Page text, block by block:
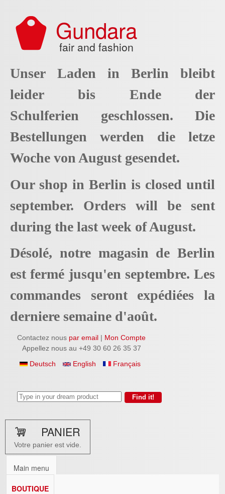
Gundara
fair and fashion
Unser Laden in Berlin bleibt
leider bis Ende der
Schulferien geschlossen. Die
Bestellungen werden die letze
Woche von August gesendet.
Our shop in Berlin is closed until
september. Orders will be sent
during the last week of August.
Désolé, notre magasin de Berlin
est fermé jusqu'en septembre. Les
commandes seront expédiées la
derniere semaine d'août.
Contactez nous par email | Mon Compte
Appellez nous au +49 30 60 26 35 37
PANIER
Votre panier est vide.
Deutsch English Français
Main menu
BOUTIQUE